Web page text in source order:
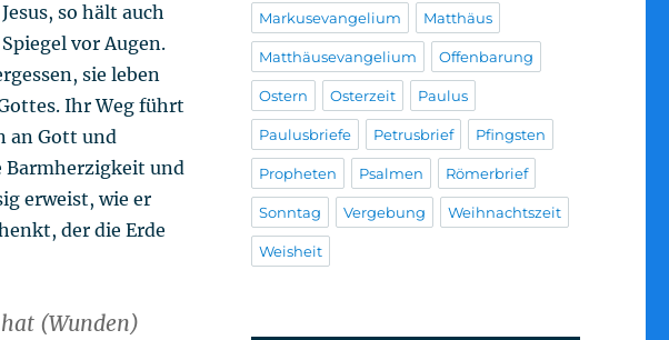
so hält auch
vor Augen.
sie leben
Ihr Weg führt
an Gott und
Barmherzigkeit und
erweist, wie er
der die Erde
(Wunden)
Markusevangelium Matthäus
Matthäusevangelium Offenbarung
Ostern Osterzeit Paulus
Paulusbriefe Petrusbrief Pfingsten
Propheten Psalmen Römerbrief
Sonntag Vergebung Weihnachtszeit
Weisheit